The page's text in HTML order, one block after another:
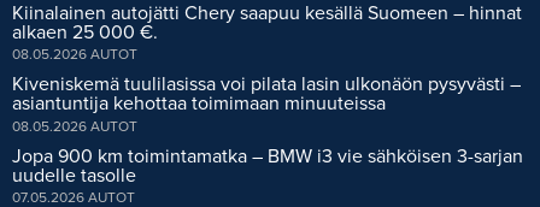
Kiinalainen autojätti Chery saapuu kesällä Suomeen – hinnat
alkaen 25 000 €.
08.05.2026 AUTOT
Kiveniskemä tuulilasissa voi pilata lasin ulkonäön pysyvästi –
asiantuntija kehottaa toimimaan minuuteissa
08.05.2026 AUTOT
Jopa 900 km toimintamatka – BMW i3 vie sähköisen 3-sarjan
uudelle tasolle
07.05.2026 AUTOT